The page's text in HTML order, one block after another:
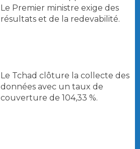
Le Premier ministre exige des
résultats et de la redevabilité.
Le Tchad clôture la collecte des
données avec un taux de
couverture de 104,33 %.